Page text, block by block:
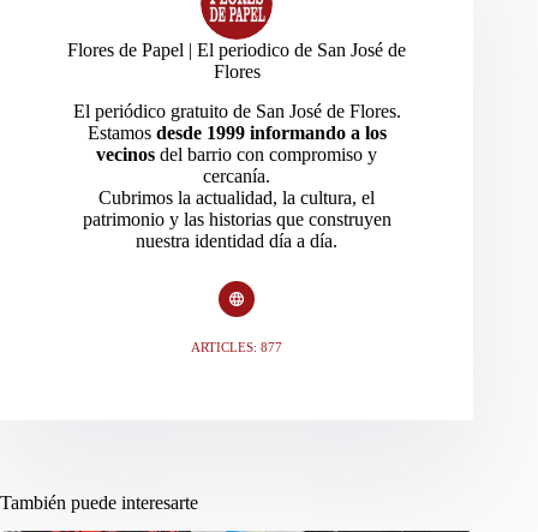
Flores de Papel | El periodico de San José de
Flores
El periódico gratuito de San José de Flores.
Estamos desde 1999 informando a los
vecinos del barrio con compromiso y
cercanía.
Cubrimos la actualidad, la cultura, el
patrimonio y las historias que construyen
nuestra identidad día a día.
ARTICLES: 877
También puede interesarte